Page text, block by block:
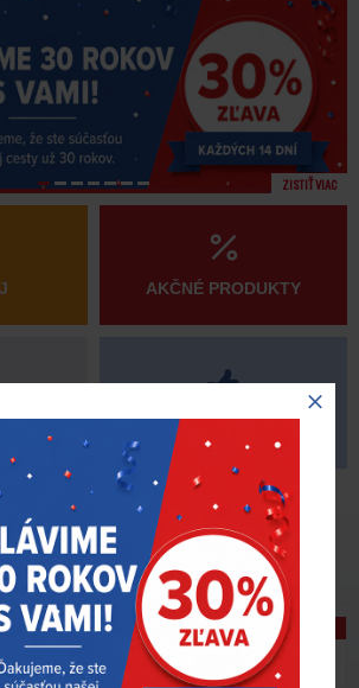
ZISTIŤ VIAC
AKČNÉ PRODUKTY
ODPORÚČAME
AKTUALITY
rokov | zľava 30 % – 5. AKCIA!
Akcie